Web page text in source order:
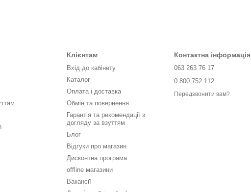
Клієнтам
Вхід до кабінету
Каталог
Оплата і доставка
Обмін та повернення
Гарантія та рекомендації з
догляду за взуттям
Блог
Відгуки про магазин
Дисконтна програма
offline магазини
Вакансії
Контактна інформація
063 263 76 17
0 800 752 112
Передзвонити вам?